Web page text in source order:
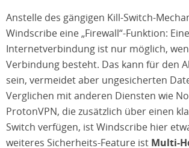
Anstelle des gängigen Kill-Switch-
Windscribe eine „Firewall“-Funktion: Eine
Internetverbindung ist nur möglich,
Verbindung besteht. Das kann für den
sein, vermeidet aber ungesicherten
Verglichen mit anderen Diensten wie
ProtonVPN, die zusätzlich über einen
Switch verfügen, ist Windscribe hier
weiteres Sicherheits-Feature ist Multi-